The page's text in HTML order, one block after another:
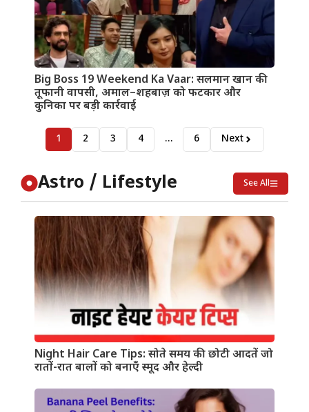
Big Boss 19 Weekend Ka Vaar: सलमान खान की
तूफानी वापसी, अमाल–शहबाज़ को फटकार और
कुनिका पर बड़ी कार्रवाई
1 2 3 4 … 6 Next
Astro / Lifestyle See All
Night Hair Care Tips: सोते समय की छोटी आदतें जो
रातों-रात बालों को बनाएँ स्मूद और हेल्दी